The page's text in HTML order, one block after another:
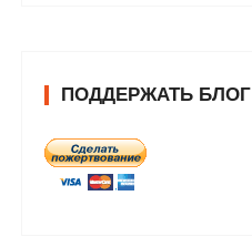
ПОДДЕРЖАТЬ БЛОГ